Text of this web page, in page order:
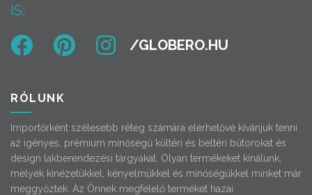
IS:
RÓLUNK
Importőrként szélesebb réteg számára elérhetővé kívánjuk tenni
az igényes, prémium minőségű kültéri és beltéri bútorokat és
design lakberendezési tárgyakat. Olyan termékeket kínálunk,
melyek kinézetükkel, kényelmükkel és minőségükkel minket már
meggyőztek. Az Önnek megfelelő terméket hazai